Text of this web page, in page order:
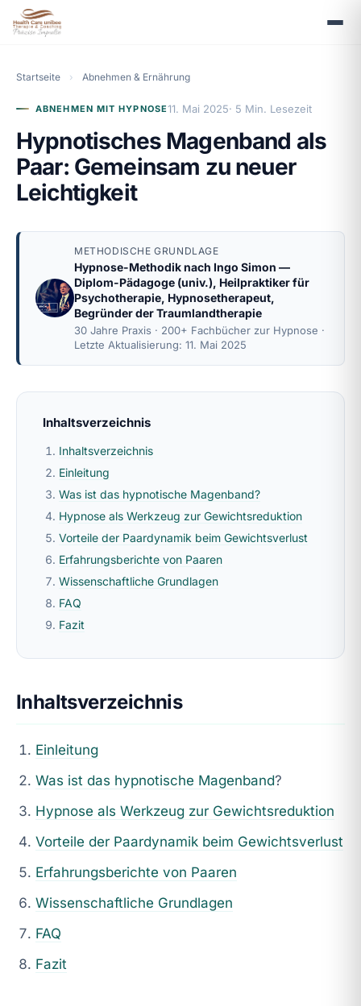
Startseite › Abnehmen & Ernährung
ABNEHMEN MIT HYPNOSE11. Mai 2025· 5 Min. Lesezeit
Hypnotisches Magenband als
Paar: Gemeinsam zu neuer
Leichtigkeit
METHODISCHE GRUNDLAGE
Hypnose-Methodik nach Ingo Simon —
Diplom-Pädagoge (univ.), Heilpraktiker für
Psychotherapie, Hypnosetherapeut,
Begründer der Traumlandtherapie
30 Jahre Praxis · 200+ Fachbücher zur Hypnose ·
Letzte Aktualisierung: 11. Mai 2025
Inhaltsverzeichnis
Inhaltsverzeichnis
Einleitung
Was ist das hypnotische Magenband?
Hypnose als Werkzeug zur Gewichtsreduktion
Vorteile der Paardynamik beim Gewichtsverlust
Erfahrungsberichte von Paaren
Wissenschaftliche Grundlagen
FAQ
Fazit
Inhaltsverzeichnis
Einleitung
Was ist das hypnotische Magenband?
Hypnose als Werkzeug zur Gewichtsreduktion
Vorteile der Paardynamik beim Gewichtsverlust
Erfahrungsberichte von Paaren
Wissenschaftliche Grundlagen
FAQ
Fazit